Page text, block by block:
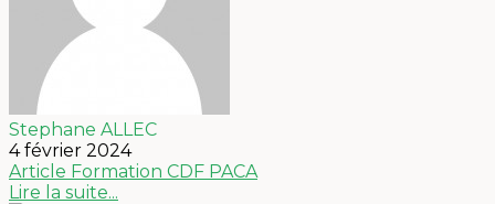
Stephane ALLEC
4 février 2024
Article Formation CDF PACA
Lire la suite...